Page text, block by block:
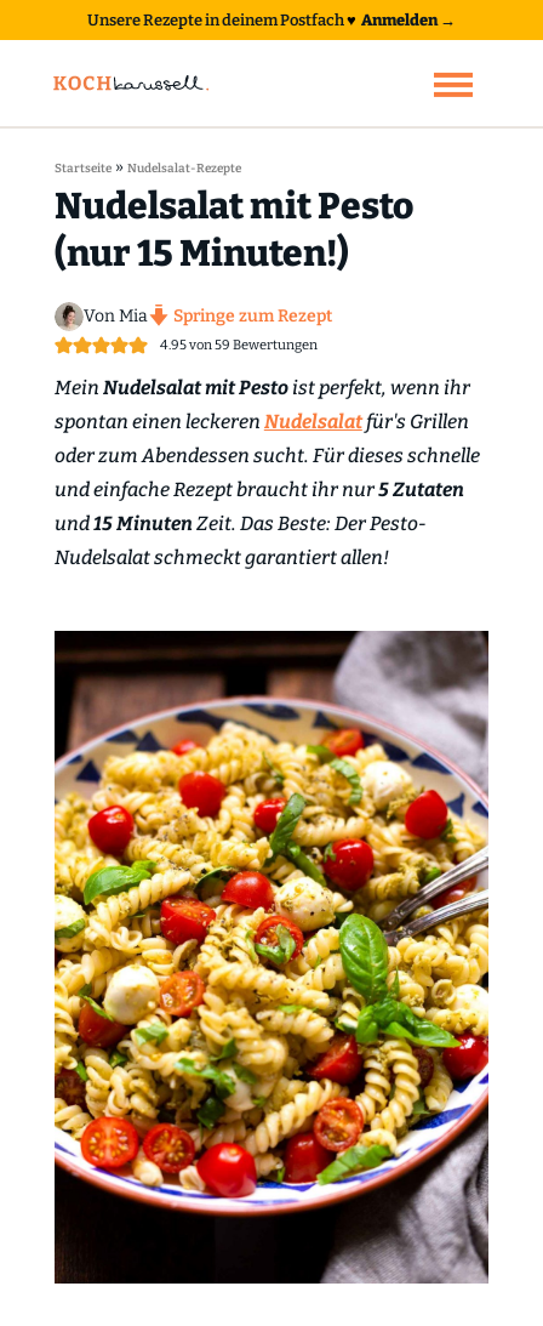
Unsere Rezepte in deinem Postfach♥ Anmelden →
Startseite» Nudelsalat-Rezepte
Nudelsalat mit Pesto
(nur 15 Minuten!)
Von Mia Springe zum Rezept
4.95von59 Bewertungen
Mein Nudelsalat mit Pestoist perfekt, wenn ihr
spontan einen leckeren Nudelsalatfür's Grillen
oder zum Abendessen sucht. Für dieses schnelle
und einfache Rezept braucht ihr nur5 Zutaten
und15 MinutenZeit. Das Beste: Der Pesto-
Nudelsalat schmeckt garantiert allen!